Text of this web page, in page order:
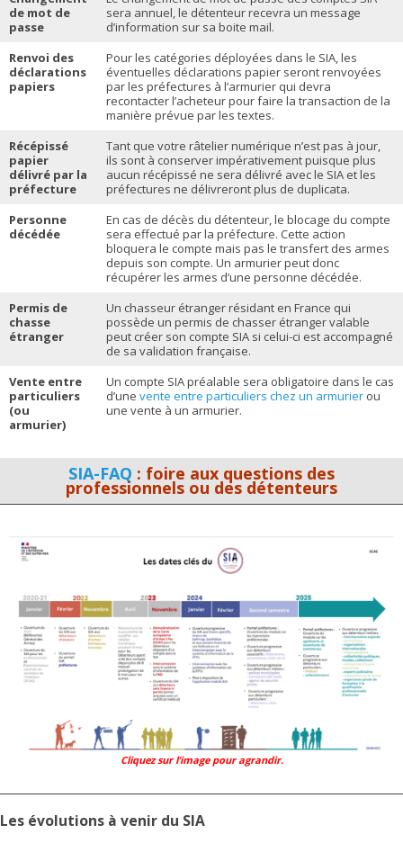
de mot de
passe
sera annuel, le détenteur recevra un message
d’information sur sa boite mail.
Renvoi des
déclarations
papiers
Pour les catégories déployées dans le SIA, les
éventuelles déclarations papier seront renvoyées
par les préfectures à l’armurier qui devra
recontacter l’acheteur pour faire la transaction de la
manière prévue par les textes.
Récépissé
papier
délivré par la
préfecture
Tant que votre râtelier numérique n’est pas à jour,
ils sont à conserver impérativement puisque plus
aucun récépissé ne sera délivré avec le SIA et les
préfectures ne délivreront plus de duplicata.
Personne
décédée
En cas de décès du détenteur, le blocage du compte
sera effectué par la préfecture. Cette action
bloquera le compte mais pas le transfert des armes
depuis son compte. Un armurier peut donc
récupérer les armes d’une personne décédée.
Permis de
chasse
étranger
Un chasseur étranger résidant en France qui
possède un permis de chasser étranger valable
peut créer son compte SIA si celui-ci est accompagné
de sa validation française.
Vente entre
particuliers
(ou
armurier)
Un compte SIA préalable sera obligatoire dans le cas
d’une vente entre particuliers chez un armurierou
une vente à un armurier.
SIA-FAQ : foire aux questions des
professionnels ou des détenteurs
Cliquez sur l’image pour agrandir.
Les évolutions à venir du SIA